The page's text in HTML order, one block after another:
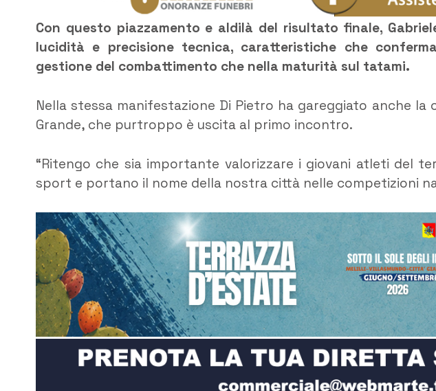
Con questo piazzamento e aldilà del risultato finale,
lucidità e precisione tecnica, caratteristiche che
gestione del combattimento che nella maturità sul tatami.
Nella stessa manifestazione Di Pietro ha gareggiato anche la
Grande, che purtroppo è uscita al primo incontro.
“Ritengo che sia importante valorizzare i giovani atleti del
sport e portano il nome della nostra città nelle competizioni